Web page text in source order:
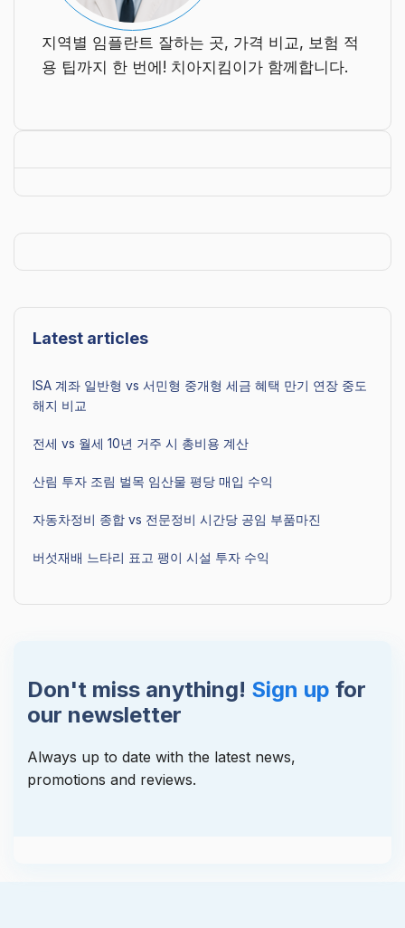
지역별 임플란트 잘하는 곳, 가격 비교, 보험 적
용 팁까지 한 번에! 치아지킴이가 함께합니다.
Latest articles
ISA 계좌 일반형 vs 서민형 중개형 세금 혜택 만기 연장 중도
해지 비교
전세 vs 월세 10년 거주 시 총비용 계산
산림 투자 조림 벌목 임산물 평당 매입 수익
자동차정비 종합 vs 전문정비 시간당 공임 부품마진
버섯재배 느타리 표고 팽이 시설 투자 수익
Don't miss anything! Sign up for
our newsletter
Always up to date with the latest news,
promotions and reviews.